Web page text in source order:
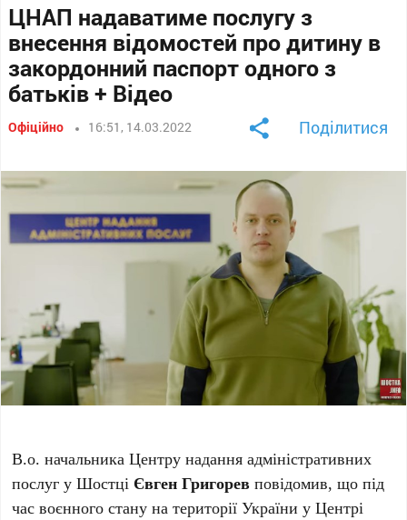
ЦНАП надаватиме послугу з
внесення відомостей про дитину в
закордонний паспорт одного з
батьків + Відео
Офіційно 16:51, 14.03.2022 Поділитися
В.о. начальника Центру надання адміністративних
послуг у Шостці Євген Григорев повідомив, що під
час воєнного стану на території України у Центрі